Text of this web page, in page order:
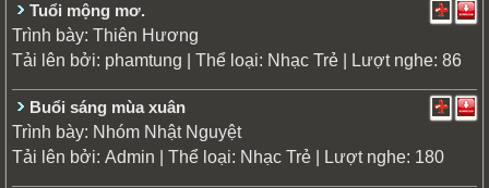
Tuổi mộng mơ.
Trình bày: Thiên Hương
Tải lên bởi: phamtung | Thể loại: Nhạc Trẻ | Lượt nghe: 86
Buổi sáng mùa xuân
Trình bày: Nhóm Nhật Nguyệt
Tải lên bởi: Admin | Thể loại: Nhạc Trẻ | Lượt nghe: 180